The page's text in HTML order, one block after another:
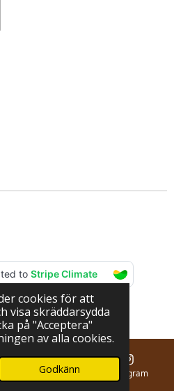
cookies för att
visa skräddarsydda
på "Acceptera"
av alla cookies.
Godkänn
Karta Instagram